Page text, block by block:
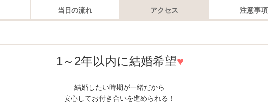
当日の流れ アクセス 注意事項
1～2年以内に結婚希望♥
結婚したい時期が一緒だから
安心してお付き合いを進められる！